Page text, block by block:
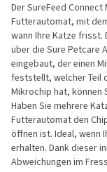
Der SureFeed
Futterautomat, mit
wann Ihre Katze frisst.
über die Sure Petcare
eingebaut, der einen
feststellt, welcher Teil
Mikrochip hat, können
Haben Sie mehrere
Futterautomat den
öffnen ist. Ideal, wenn
erhalten. Dank dieser
Abweichungen im